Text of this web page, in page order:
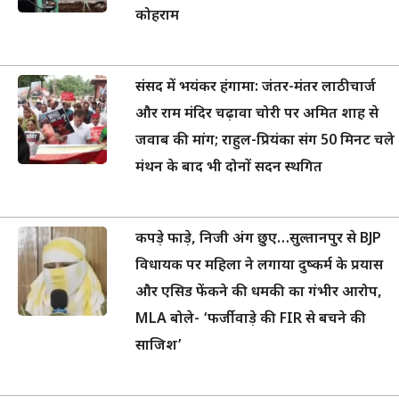
कोहराम
संसद में भयंकर हंगामा: जंतर-मंतर लाठीचार्ज
और राम मंदिर चढ़ावा चोरी पर अमित शाह से
जवाब की मांग; राहुल-प्रियंका संग 50 मिनट चले
मंथन के बाद भी दोनों सदन स्थगित
कपड़े फाड़े, निजी अंग छुए…सुल्तानपुर से BJP
विधायक पर महिला ने लगाया दुष्कर्म के प्रयास
और एसिड फेंकने की धमकी का गंभीर आरोप,
MLA बोले- ‘फर्जीवाड़े की FIR से बचने की
साजिश’